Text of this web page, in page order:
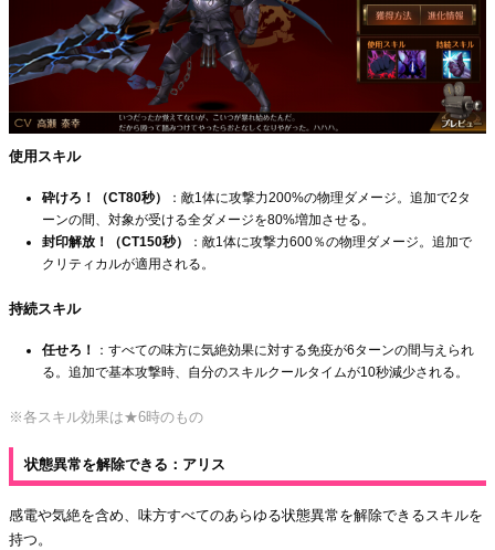
使用スキル
砕けろ！（CT80秒）
：敵1体に攻撃力200%の物理ダメージ。追加で2タ
ーンの間、対象が受ける全ダメージを80%増加させる。
封印解放！（CT150秒）
：敵1体に攻撃力600％の物理ダメージ。追加で
クリティカルが適用される。
持続スキル
任せろ！
：すべての味方に気絶効果に対する免疫が6ターンの間与えられ
る。追加で基本攻撃時、自分のスキルクールタイムが10秒減少される。
※各スキル効果は★6時のもの
状態異常を解除できる：アリス
感電や気絶を含め、味方すべてのあらゆる状態異常を解除できるスキルを
持つ。